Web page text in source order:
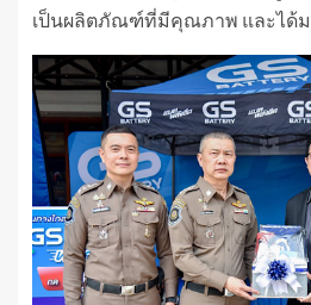
เป็นผลิตภัณฑ์ที่มีคุณภาพ และได้ม